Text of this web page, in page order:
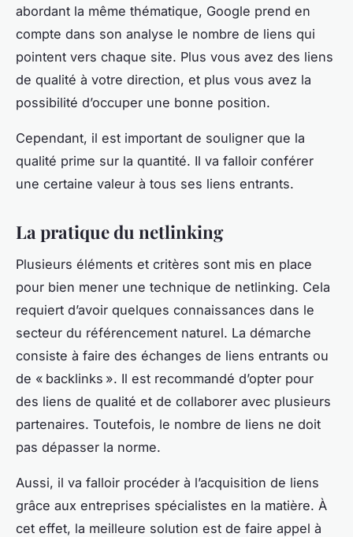
abordant la même thématique, Google prend en
compte dans son analyse le nombre de liens qui
pointent vers chaque site. Plus vous avez des liens
de qualité à votre direction, et plus vous avez la
possibilité d’occuper une bonne position.
Cependant, il est important de souligner que la
qualité prime sur la quantité. Il va falloir conférer
une certaine valeur à tous ses liens entrants.
La pratique du netlinking
Plusieurs éléments et critères sont mis en place
pour bien mener une technique de netlinking. Cela
requiert d’avoir quelques connaissances dans le
secteur du référencement naturel. La démarche
consiste à faire des échanges de liens entrants ou
de « backlinks ». Il est recommandé d’opter pour
des liens de qualité et de collaborer avec plusieurs
partenaires. Toutefois, le nombre de liens ne doit
pas dépasser la norme.
Aussi, il va falloir procéder à l’acquisition de liens
grâce aux entreprises spécialistes en la matière. À
cet effet, la meilleure solution est de faire appel à